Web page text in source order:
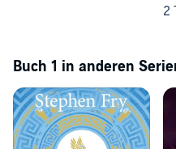
2
Buch 1 in anderen